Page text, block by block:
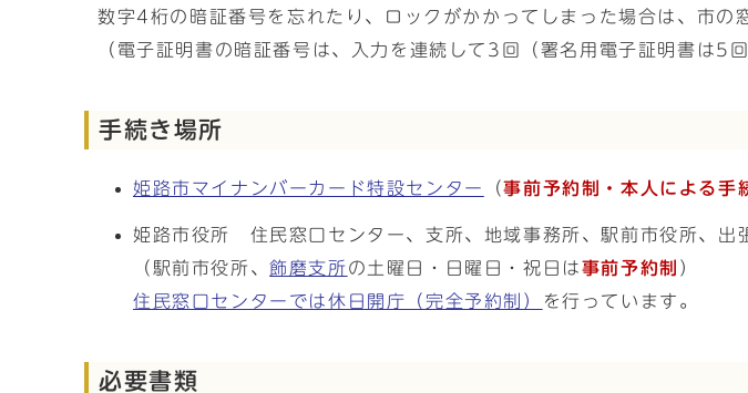
数字4桁の暗証番号を忘れたり、ロックがかかってしまった場合は、市の
（電子証明書の暗証番号は、入力を連続して3回（署名用電子証明書は5
手続き場所
姫路市マイナンバーカード特設センター （事前予約制・本人による手
姫路市役所 住民窓口センター、支所、地域事務所、駅前市役所、出
（駅前市役所、飾磨支所の土曜日・日曜日・祝日は事前予約制 ）
住民窓口センターでは休日開庁（完全予約制）
を行っています。
必要書類